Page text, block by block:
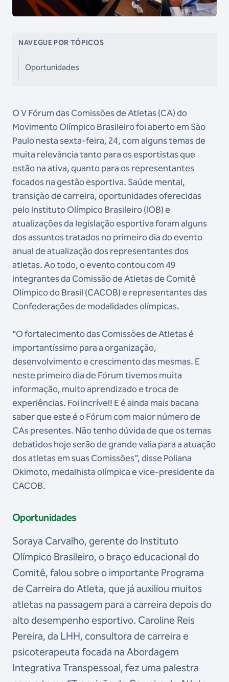
NAVEGUE POR TÓPICOS
Oportunidades
O V Fórum das Comissões de Atletas (CA) do
Movimento Olímpico Brasileiro foi aberto em São
Paulo nesta sexta-feira, 24, com alguns temas de
muita relevância tanto para os esportistas que
estão na ativa, quanto para os representantes
focados na gestão esportiva. Saúde mental,
transição de carreira, oportunidades oferecidas
pelo Instituto Olímpico Brasileiro (IOB) e
atualizações da legislação esportiva foram alguns
dos assuntos tratados no primeiro dia do evento
anual de atualização dos representantes dos
atletas. Ao todo, o evento contou com 49
integrantes da Comissão de Atletas de Comitê
Olímpico do Brasil (CACOB) e representantes das
Confederações de modalidades olímpicas.
“O fortalecimento das Comissões de Atletas é
importantíssimo para a organização,
desenvolvimento e crescimento das mesmas. E
neste primeiro dia de Fórum tivemos muita
informação, muito aprendizado e troca de
experiências. Foi incrível! E é ainda mais bacana
saber que este é o Fórum com maior número de
CAs presentes. Não tenho dúvida de que os temas
debatidos hoje serão de grande valia para a atuação
dos atletas em suas Comissões”, disse Poliana
Okimoto, medalhista olímpica e vice-presidente da
CACOB.
Oportunidades
Soraya Carvalho, gerente do Instituto
Olímpico Brasileiro, o braço educacional do
Comitê, falou sobre o importante Programa
de Carreira do Atleta, que já auxiliou muitos
atletas na passagem para a carreira depois do
alto desempenho esportivo. Caroline Reis
Pereira, da LHH, consultora de carreira e
psicoterapeuta focada na Abordagem
Integrativa Transpessoal, fez uma palestra